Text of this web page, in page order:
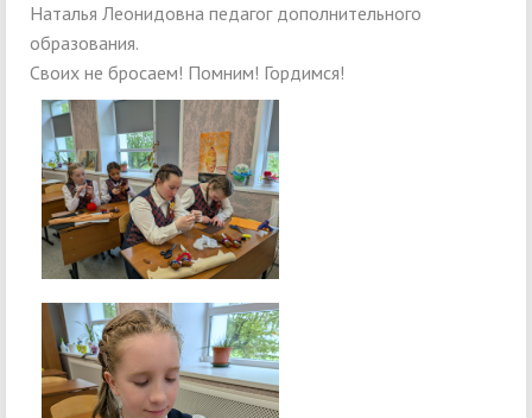
Наталья Леонидовна педагог дополнительного
образования.
Своих не бросаем! Помним! Гордимся!